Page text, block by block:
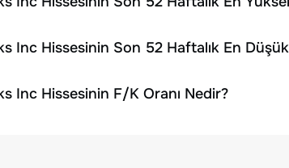
Inc Hissesinin Son 52 Haftalık En
Inc Hissesinin F/K Oranı Nedir?